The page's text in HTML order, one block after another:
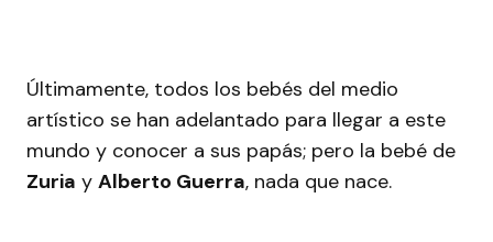
Últimamente, todos los bebés del medio
artístico se han adelantado para llegar a este
mundo y conocer a sus papás; pero la bebé de
Zuria y Alberto Guerra, nada que nace.